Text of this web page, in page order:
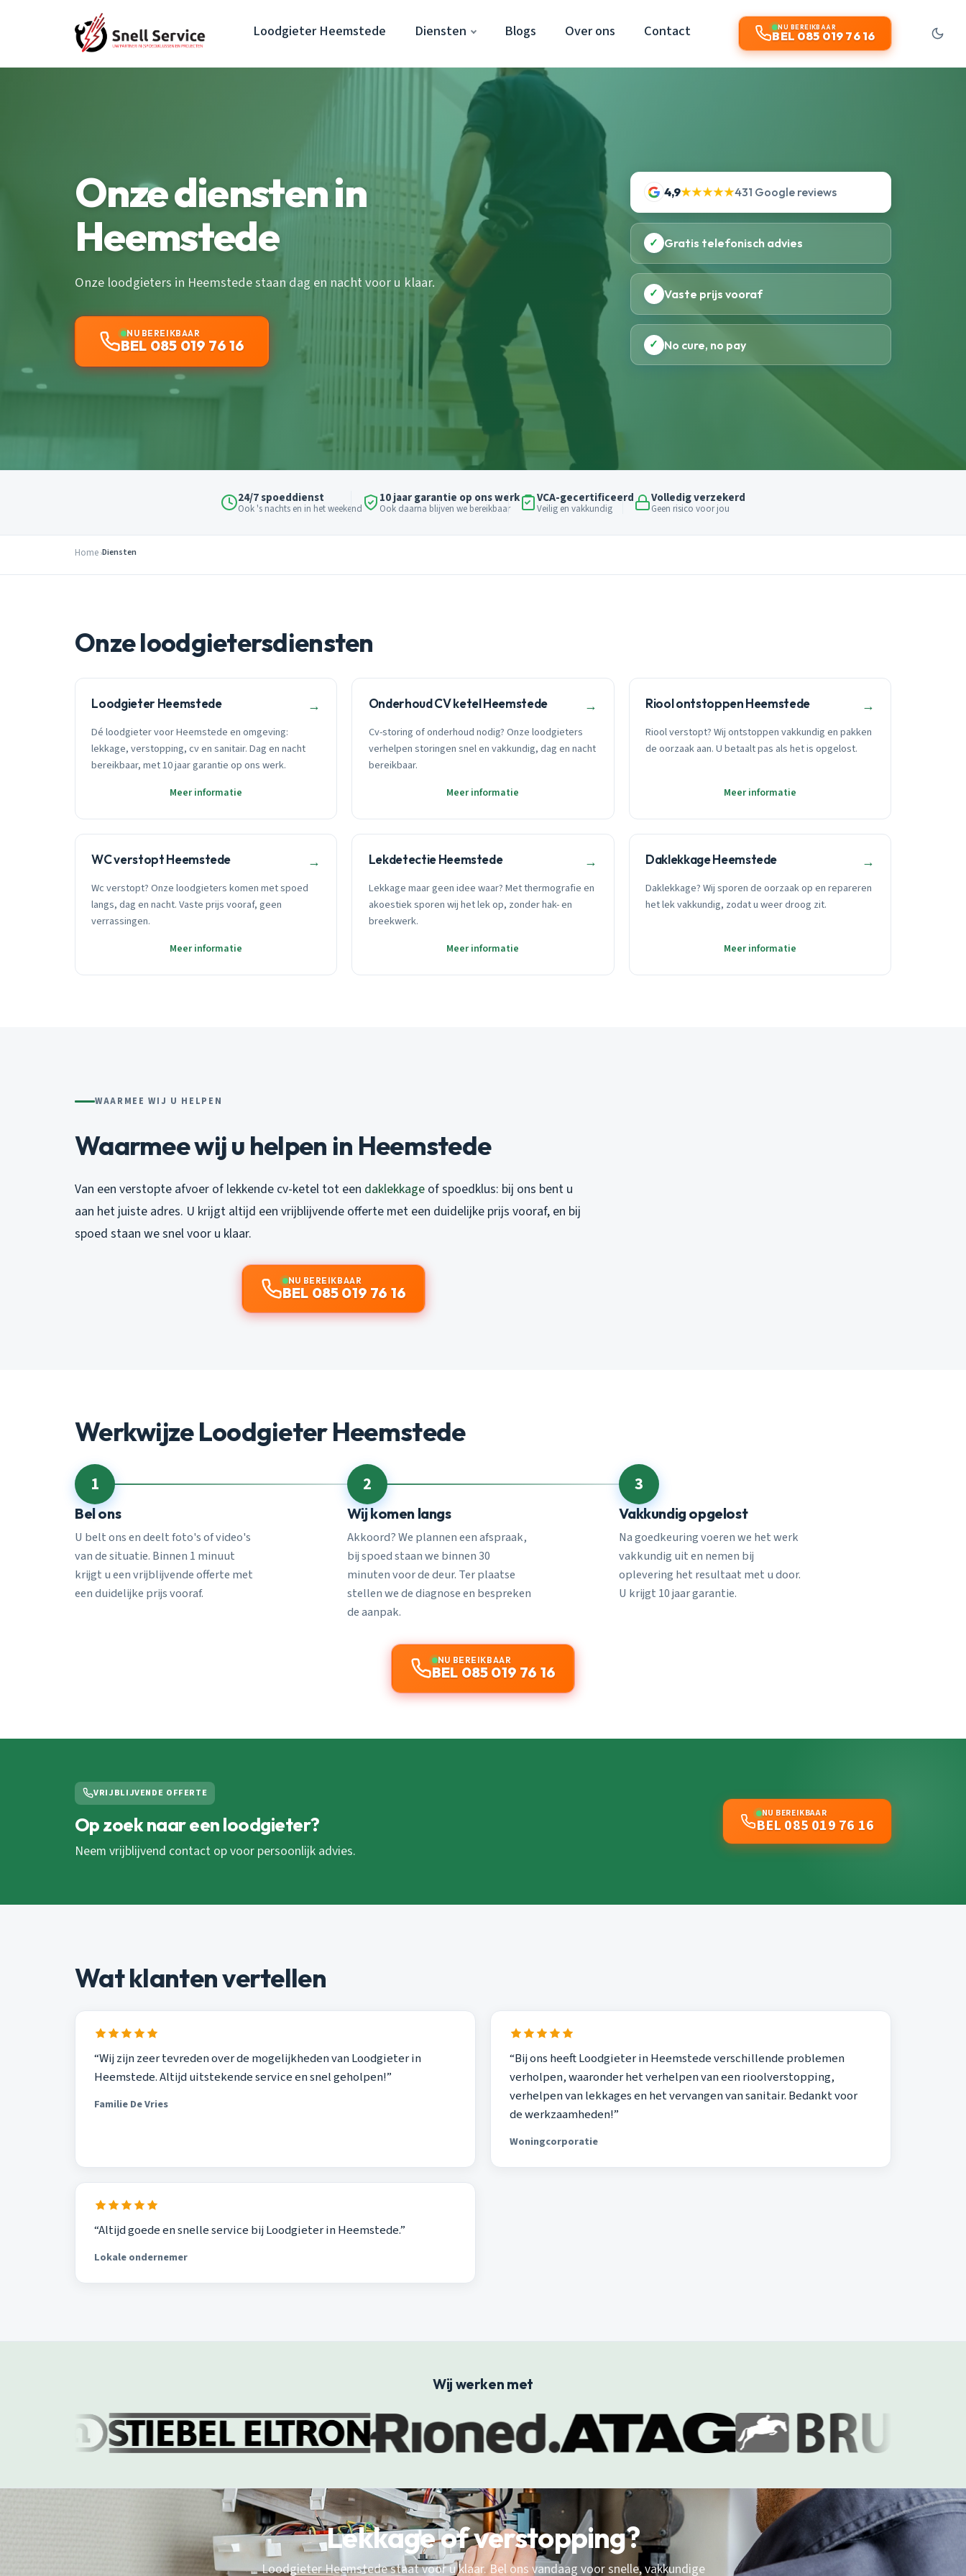
Loodgieter Heemstede Diensten Blogs Over ons Contact NU BEREIKBAAR
BEL 085 019 76 16
Onze diensten in
Heemstede
Onze loodgieters in Heemstede staan dag en nacht voor u klaar.
NU BEREIKBAAR
BEL 085 019 76 16
4,9★★★★★431 Google reviews
✓ Gratis telefonisch advies
✓ Vaste prijs vooraf
✓ No cure, no pay
24/7 spoeddienst
Ook 's nachts en in het weekend
10 jaar garantie op ons werk
Ook daarna blijven we bereikbaar
VCA-gecertificeerd
Veilig en vakkundig
Volledig verzekerd
Geen risico voor jou
Home Diensten
Onze loodgietersdiensten
Loodgieter Heemstede →
Dé loodgieter voor Heemstede en omgeving:
lekkage, verstopping, cv en sanitair. Dag en nacht
bereikbaar, met 10 jaar garantie op ons werk.
Meer informatie
Onderhoud CV ketel Heemstede →
Cv-storing of onderhoud nodig? Onze loodgieters
verhelpen storingen snel en vakkundig, dag en nacht
bereikbaar.
Meer informatie
Riool ontstoppen Heemstede →
Riool verstopt? Wij ontstoppen vakkundig en pakken
de oorzaak aan. U betaalt pas als het is opgelost.
Meer informatie
WC verstopt Heemstede →
Wc verstopt? Onze loodgieters komen met spoed
langs, dag en nacht. Vaste prijs vooraf, geen
verrassingen.
Meer informatie
Lekdetectie Heemstede →
Lekkage maar geen idee waar? Met thermografie en
akoestiek sporen wij het lek op, zonder hak- en
breekwerk.
Meer informatie
Daklekkage Heemstede →
Daklekkage? Wij sporen de oorzaak op en repareren
het lek vakkundig, zodat u weer droog zit.
Meer informatie
WAARMEE WIJ U HELPEN
Waarmee wij u helpen in Heemstede
Van een verstopte afvoer of lekkende cv-ketel tot een daklekkage of spoedklus: bij ons bent u
aan het juiste adres. U krijgt altijd een vrijblijvende offerte met een duidelijke prijs vooraf, en bij
spoed staan we snel voor u klaar.
NU BEREIKBAAR
BEL 085 019 76 16
Werkwijze Loodgieter Heemstede
1
Bel ons
U belt ons en deelt foto's of video's
van de situatie. Binnen 1 minuut
krijgt u een vrijblijvende offerte met
een duidelijke prijs vooraf.
2
Wij komen langs
Akkoord? We plannen een afspraak,
bij spoed staan we binnen 30
minuten voor de deur. Ter plaatse
stellen we de diagnose en bespreken
de aanpak.
3
Vakkundig opgelost
Na goedkeuring voeren we het werk
vakkundig uit en nemen bij
oplevering het resultaat met u door.
U krijgt 10 jaar garantie.
NU BEREIKBAAR
BEL 085 019 76 16
VRIJBLIJVENDE OFFERTE
Op zoek naar een loodgieter?
Neem vrijblijvend contact op voor persoonlijk advies.
NU BEREIKBAAR
BEL 085 019 76 16
Wat klanten vertellen
“Wij zijn zeer tevreden over de mogelijkheden van Loodgieter in
Heemstede. Altijd uitstekende service en snel geholpen!”
Familie De Vries
“Bij ons heeft Loodgieter in Heemstede verschillende problemen
verholpen, waaronder het verhelpen van een rioolverstopping,
verhelpen van lekkages en het vervangen van sanitair. Bedankt voor
de werkzaamheden!”
Woningcorporatie
“Altijd goede en snelle service bij Loodgieter in Heemstede.”
Lokale ondernemer
Wij werken met
Lekkage of verstopping?
Loodgieter Heemstede staat voor u klaar. Bel ons vandaag voor snelle, vakkundige